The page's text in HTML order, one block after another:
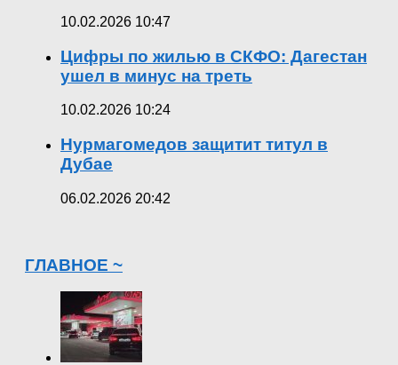
10.02.2026 10:47
Цифры по жилью в СКФО: Дагестан
ушел в минус на треть
10.02.2026 10:24
Нурмагомедов защитит титул в
Дубае
06.02.2026 20:42
ГЛАВНОЕ ~